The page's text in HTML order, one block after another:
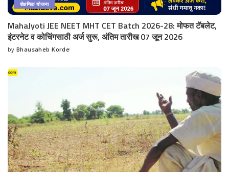
शेक्षणिक योजना
MahaJyoti JEE NEET MHT CET Batch 2026-28: मोफत टॅबलेट,
इंटरनेट व कोचिंगसाठी अर्ज सुरू, अंतिम तारीख 07 जून 2026
Posted
by Bhausaheb Korde